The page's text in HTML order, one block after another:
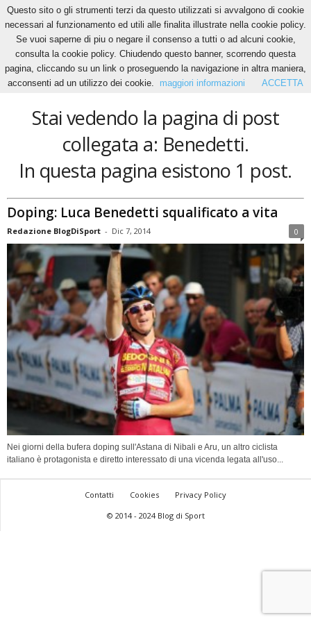
Home Tags Benedetti
Benedetti
Stai vedendo la pagina di post
collegata a: Benedetti.
In questa pagina esistono 1 post.
Doping: Luca Benedetti squalificato a vita
Redazione BlogDiSport - Dic 7, 2014 0
Nei giorni della bufera doping sull'Astana di Nibali e Aru, un altro ciclista
italiano è protagonista e diretto interessato di una vicenda legata all'uso...
Contatti Cookies
Privacy Policy
© 2014 - 2024 Blog di Sport
Questo sito o gli strumenti terzi da questo utilizzati si avvalgono di cookie
necessari al funzionamento ed utili alle finalita illustrate nella cookie policy.
Se vuoi saperne di piu o negare il consenso a tutti o ad alcuni cookie,
consulta la cookie policy. Chiudendo questo banner, scorrendo questa
pagina, cliccando su un link o proseguendo la navigazione in altra maniera,
acconsenti ad un utilizzo dei cookie.
maggiori informazioni ACCETTA